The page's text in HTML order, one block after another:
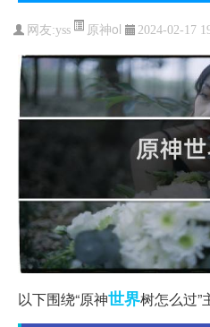
网友:yss 原神ol 2024-02-17
以下围绕“原神世界树怎么过”